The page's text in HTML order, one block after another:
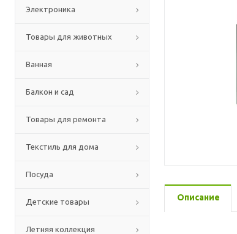
Электроника
Товары для животных
Ванная
Балкон и сад
Товары для ремонта
Текстиль для дома
Посуда
Детские товары
Летняя коллекция
Описание